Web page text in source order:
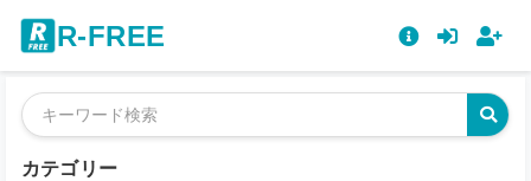
R-FREE
カテゴリー